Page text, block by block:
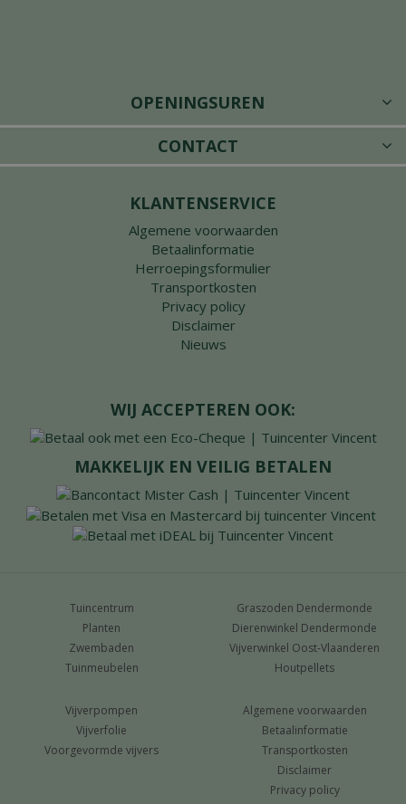
OPENINGSUREN
CONTACT
KLANTENSERVICE
Algemene voorwaarden
Betaalinformatie
Herroepingsformulier
Transportkosten
Privacy policy
Disclaimer
Nieuws
WIJ ACCEPTEREN OOK:
MAKKELIJK EN VEILIG BETALEN
Tuincentrum
Planten
Zwembaden
Tuinmeubelen
Graszoden Dendermonde
Dierenwinkel Dendermonde
Vijverwinkel Oost-Vlaanderen
Houtpellets
Vijverpompen
Vijverfolie
Voorgevormde vijvers
Algemene voorwaarden
Betaalinformatie
Transportkosten
Disclaimer
Privacy policy